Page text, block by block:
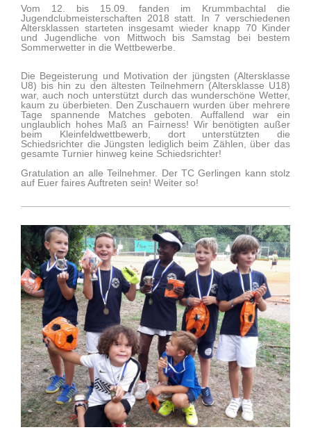
Vom 12. bis 15.09. fanden im Krummbachtal die
Jugendclubmeisterschaften 2018 statt. In 7 verschiedenen
Altersklassen starteten insgesamt wieder knapp 70 Kinder
und Jugendliche von Mittwoch bis Samstag bei bestem
Sommerwetter in die Wettbewerbe.
Die Begeisterung und Motivation der jüngsten (Altersklasse
U8) bis hin zu den ältesten Teilnehmern (Altersklasse U18)
war, auch noch unterstützt durch das wunderschöne Wetter,
kaum zu überbieten. Den Zuschauern wurden über mehrere
Tage spannende Matches geboten. Auffallend war ein
unglaublich hohes Maß an Fairness! Wir benötigten außer
beim Kleinfeldwettbewerb, dort unterstützten die
Schiedsrichter die Jüngsten lediglich beim Zählen, über das
gesamte Turnier hinweg keine Schiedsrichter!
Gratulation an alle Teilnehmer. Der TC Gerlingen kann stolz
auf Euer faires Auftreten sein! Weiter so!